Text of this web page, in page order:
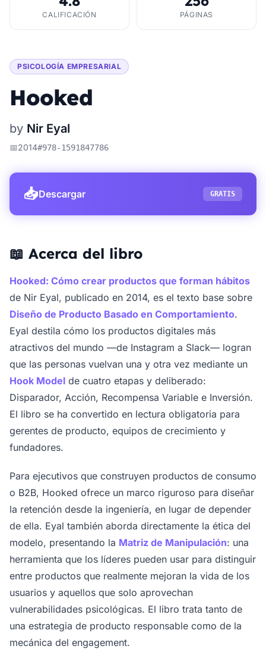
CALIFICACIÓN PÁGINAS
PSICOLOGÍA EMPRESARIAL
Hooked
by Nir Eyal
📅2014#978-1591847786
📥Descargar GRATIS
📖 Acerca del libro
Hooked: Cómo crear productos que forman hábitos
de Nir Eyal, publicado en 2014, es el texto base sobre
Diseño de Producto Basado en Comportamiento.
Eyal destila cómo los productos digitales más
atractivos del mundo —de Instagram a Slack— logran
que las personas vuelvan una y otra vez mediante un
Hook Model de cuatro etapas y deliberado:
Disparador, Acción, Recompensa Variable e Inversión.
El libro se ha convertido en lectura obligatoria para
gerentes de producto, equipos de crecimiento y
fundadores.
Para ejecutivos que construyen productos de consumo
o B2B, Hooked ofrece un marco riguroso para diseñar
la retención desde la ingeniería, en lugar de depender
de ella. Eyal también aborda directamente la ética del
modelo, presentando la Matriz de Manipulación: una
herramienta que los líderes pueden usar para distinguir
entre productos que realmente mejoran la vida de los
usuarios y aquellos que solo aprovechan
vulnerabilidades psicológicas. El libro trata tanto de
una estrategia de producto responsable como de la
mecánica del engagement.